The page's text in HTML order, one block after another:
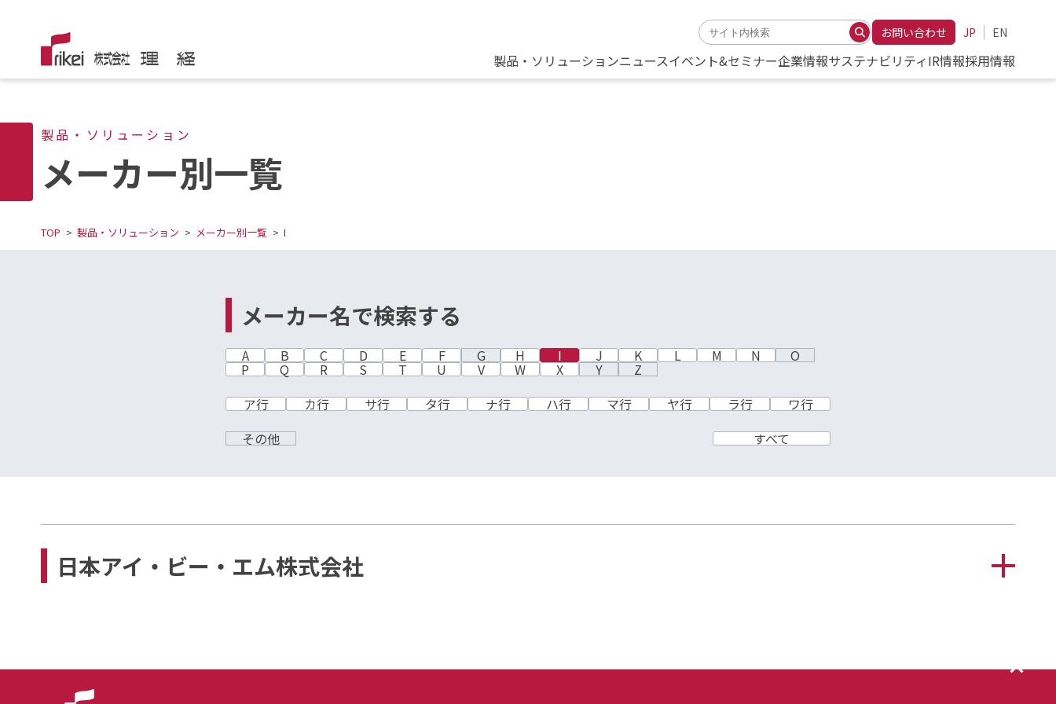
お問い合わせ JP EN
製品・ソリューションニュースイベント&セミナー企業情報サステナビリティIR情報採用情報
製品・ソリューション
メーカー別一覧
TOP 製品・ソリューション メーカー別一覧 I
メーカー名で検索する
A B C D E F G H I J K L M N O
P Q R S T U V W X Y
Z
ア行
カ行 サ行 タ行 ナ行 ハ行 マ行 ヤ行 ラ行
ワ行
その他
すべて
日本アイ・ビー・エム株式会社